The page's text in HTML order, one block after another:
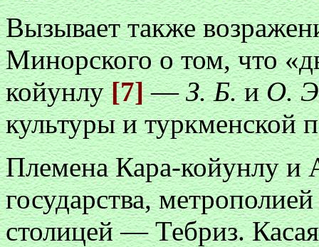
Вызывает также
Минорского о том, что
койунлу[7]—З. Б.иО.
культуры и туркменской
Племена Кара-койунлу и
государства,
столицей — Тебриз.